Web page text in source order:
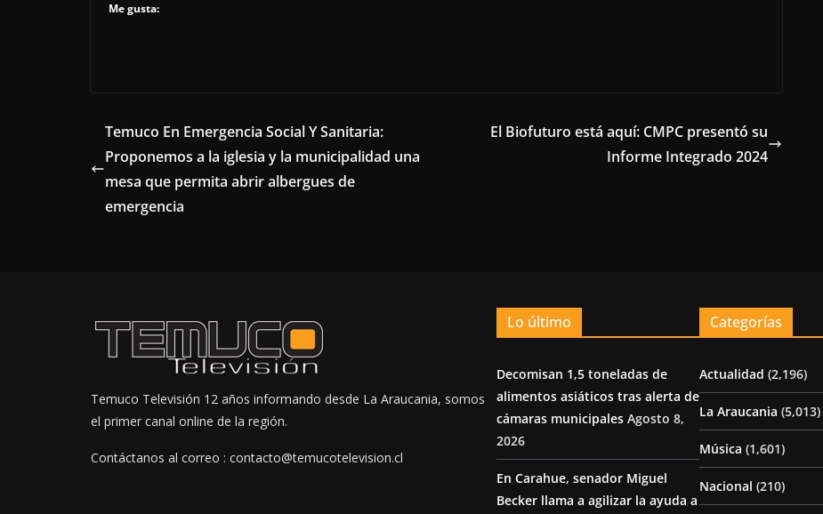
Me gusta:
Temuco En Emergencia Social Y Sanitaria:
Proponemos a la iglesia y la municipalidad una
mesa que permita abrir albergues de
emergencia
El Biofuturo está aquí: CMPC presentó su
Informe Integrado 2024
Temuco Televisión 12 años informando desde La Araucania, somos
el primer canal online de la región.
Contáctanos al correo : contacto@temucotelevision.cl
Lo último
Decomisan 1,5 toneladas de
alimentos asiáticos tras alerta de
cámaras municipales Agosto 8,
2026
En Carahue, senador Miguel
Becker llama a agilizar la ayuda a
Categorías
Actualidad (2,196)
La Araucania (5,013)
Música (1,601)
Nacional (210)